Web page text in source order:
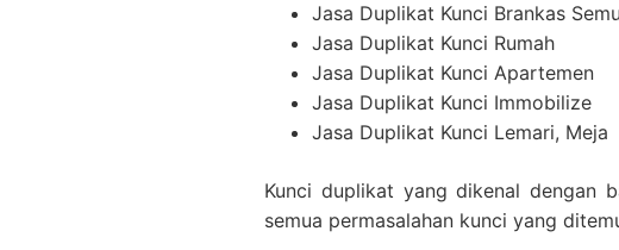
Jasa Duplikat Kunci Brankas
Jasa Duplikat Kunci Rumah
Jasa Duplikat Kunci Apartemen
Jasa Duplikat Kunci Immobilize
Jasa Duplikat Kunci Lemari, Meja
Kunci duplikat yang dikenal dengan
semua permasalahan kunci yang